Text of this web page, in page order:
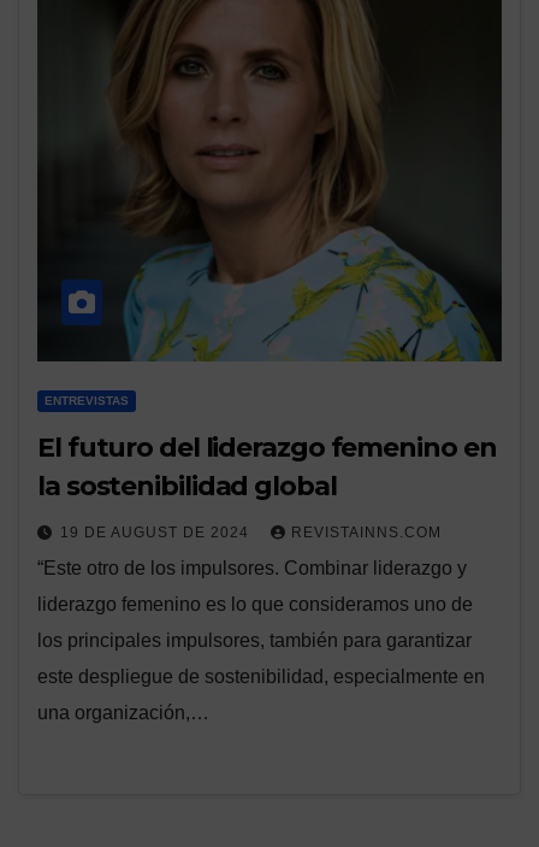
ENTREVISTAS
El futuro del liderazgo femenino en
la sostenibilidad global
19 DE AUGUST DE 2024 REVISTAINNS.COM
“Este otro de los impulsores. Combinar liderazgo y
liderazgo femenino es lo que consideramos uno de
los principales impulsores, también para garantizar
este despliegue de sostenibilidad, especialmente en
una organización,…